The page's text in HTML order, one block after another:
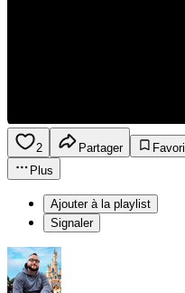
2 Partager
Favori
Plus
Ajouter à la playlist
Signaler